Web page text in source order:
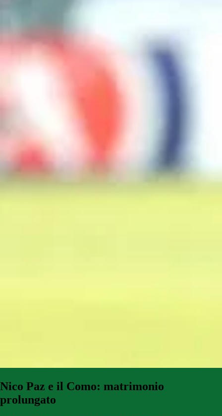
Nico Paz e il Como: matrimonio
prolungato